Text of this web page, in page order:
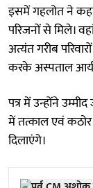
इसमें गहलोत ने
परिजनों से मिले।
अत्यंत गरीब
करके अस्पताल
पत्र में उन्होंने
में तत्काल एवं कठोर
दिलाएंगे।